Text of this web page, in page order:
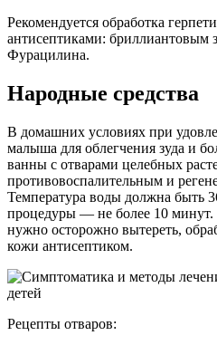
Рекомендуется обработка
антисептиками: бриллиантовым
Фурацилина.
Народные средства
В домашних условиях при
малыша для облегчения зуда и
ванны с отварами целебных
противовоспалительным и
Температура воды должна быть
процедуры — не более 10 минут.
нужно осторожно вытереть,
кожи антисептиком.
Рецепты отваров: